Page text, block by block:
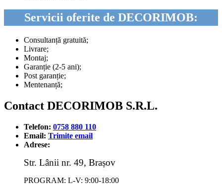
Servicii oferite de DECORIMOB:
Consultanță gratuită;
Livrare;
Montaj;
Garanție (2-5 ani);
Post garanție;
Mentenanță;
Contact DECORIMOB S.R.L.
Telefon: 0758 880 110
Email: Trimite email
Adrese:
Str. Lânii nr. 49, Brașov
PROGRAM: L-V: 9:00-18:00